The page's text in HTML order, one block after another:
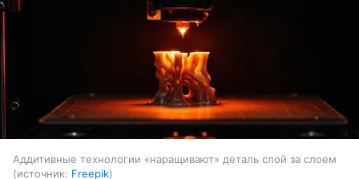
Аддитивные технологии «наращивают» деталь слой за слоем
источник: Freepik